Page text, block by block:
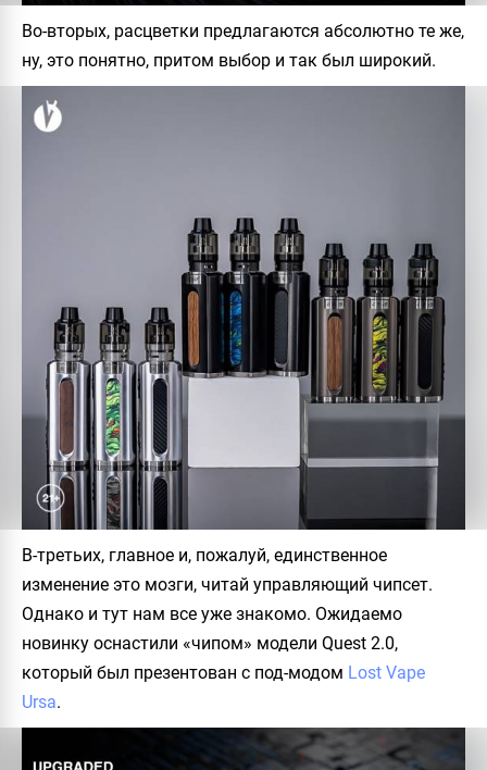
Во-вторых, расцветки предлагаются абсолютно те же,
ну, это понятно, притом выбор и так был широкий.
В-третьих, главное и, пожалуй, единственное
изменение это мозги, читай управляющий чипсет.
Однако и тут нам все уже знакомо. Ожидаемо
новинку оснастили «чипом» модели Quest 2.0,
который был презентован с под-модом Lost Vape
Ursa.